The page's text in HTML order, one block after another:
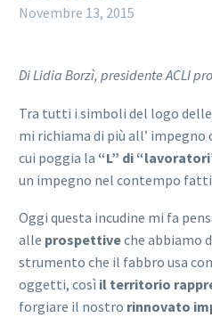
Novembre 13, 2015
Di Lidia Borzì, presidente ACLI
Tra tutti i simboli del logo delle
mi richiama di più all’ impegno
cui poggia la “L” di
un impegno nel contempo
Oggi questa incudine mi fa
alle prospettiveche abbiamo
strumento che il fabbro usa
oggetti, così il territorio
forgiare il nostro rinnovato